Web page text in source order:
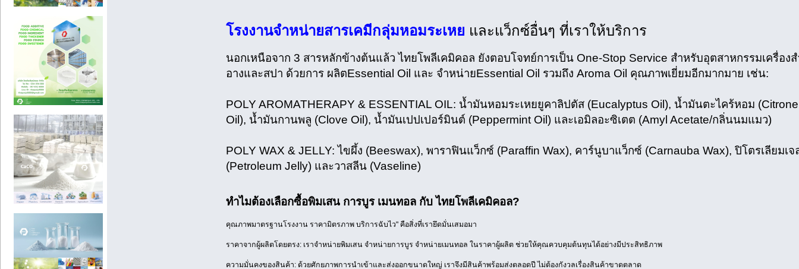
โรงงานจำหน่ายสารเคมีกลุ่มหอมระเหย และแว็กซ์อื่นๆ ที่เราให้บริการ
นอกเหนือจาก 3 สารหลักข้างต้นแล้ว ไทยโพลีเคมิคอล ยังตอบโจทย์การเป็น One-Stop Service สำหรับอุตสาหกรรมเครื่องส
อางและสปา ด้วยการ ผลิตEssential Oil และ จำหน่ายEssential Oil รวมถึง Aroma Oil คุณภาพเยี่ยมอีกมากมาย เช่น:
POLY AROMATHERAPY & ESSENTIAL OIL: น้ำมันหอมระเหยยูคาลิปตัส (Eucalyptus Oil), น้ำมันตะไคร้หอม
Oil), น้ำมันกานพลู (Clove Oil), น้ำมันเปปเปอร์มินต์ (Peppermint Oil) และเอมิลอะซิเตต (Amyl Acetate/กลิ่นนมแมว)
POLY WAX & JELLY: ไขผึ้ง (Beeswax), พาราฟินแว็กซ์ (Paraffin Wax), คาร์นูบาแว็กซ์ (Carnauba Wax), ปิโตรเลียมเจ
(Petroleum Jelly) และวาสลีน (Vaseline)
ทำไมต้องเลือกซื้อพิมเสน การบูร เมนทอล กับ ไทยโพลีเคมิคอล?
คุณภาพมาตรฐานโรงงาน ราคามิตรภาพ บริการฉับไว" คือสิ่งที่เรายึดมั่นเสมอมา
ราคาจากผู้ผลิตโดยตรง: เราจำหน่ายพิมเสน จำหน่ายการบูร จำหน่ายเมนทอล ในราคาผู้ผลิต ช่วยให้คุณควบคุมต้นทุนได้อย่างมีประสิทธิภาพ
ความมั่นคงของสินค้า: ด้วยศักยภาพการนำเข้าและส่งออกขนาดใหญ่ เราจึงมีสินค้าพร้อมส่งตลอดปี ไม่ต้องกังวลเรื่องสินค้าขาดตลาด